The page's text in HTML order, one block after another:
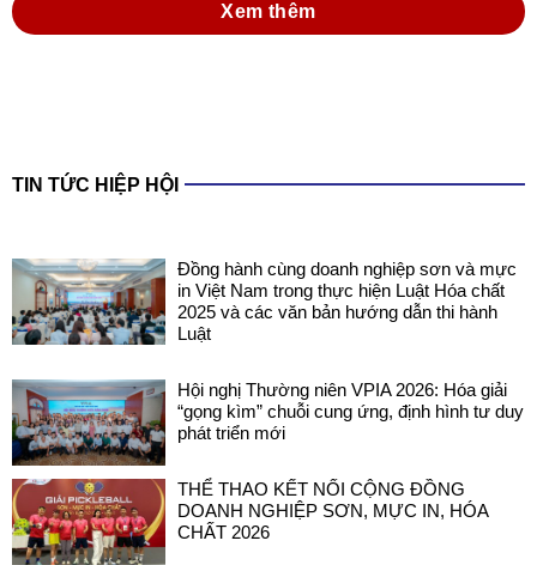
Xem thêm
TIN TỨC HIỆP HỘI
Đồng hành cùng doanh nghiệp sơn và mực
in Việt Nam trong thực hiện Luật Hóa chất
2025 và các văn bản hướng dẫn thi hành
Luật
Hội nghị Thường niên VPIA 2026: Hóa giải
“gọng kìm” chuỗi cung ứng, định hình tư duy
phát triển mới
THỂ THAO KẾT NỐI CỘNG ĐỒNG
DOANH NGHIỆP SƠN, MỰC IN, HÓA
CHẤT 2026